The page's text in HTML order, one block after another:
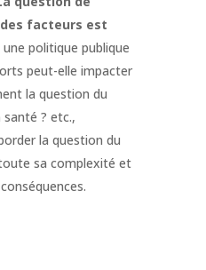
facteurs est
politique publique
peut-elle impacter
la question du
? etc.,
la question du
sa complexité et